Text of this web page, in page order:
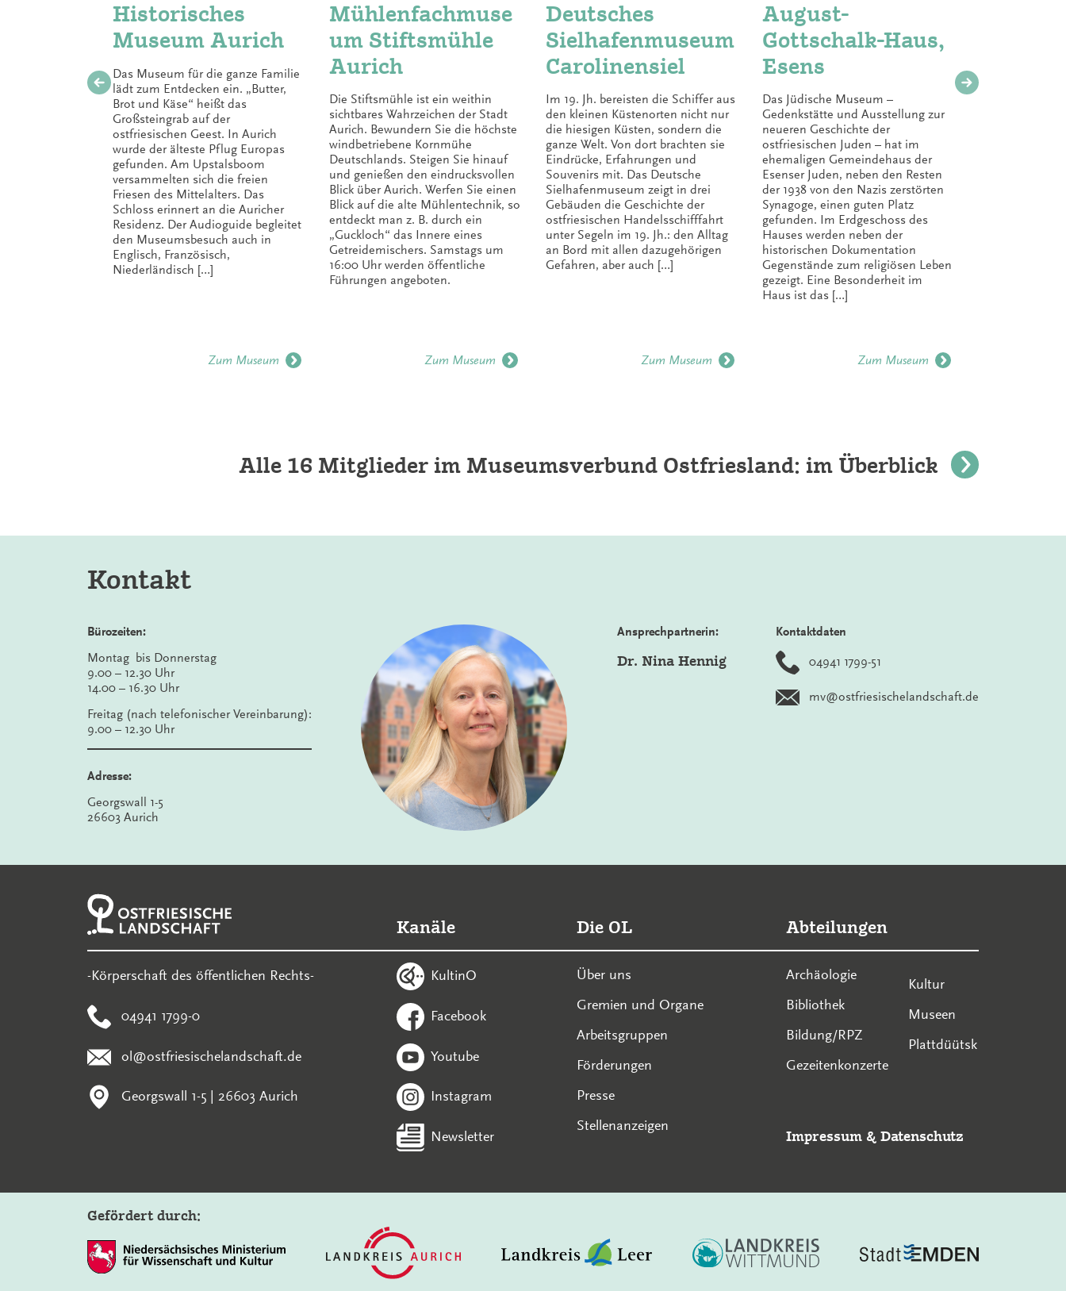
Historisches
Museum Aurich
Das Museum für die ganze Familie
lädt zum Entdecken ein. „Butter,
Brot und Käse“ heißt das
Großsteingrab auf der
ostfriesischen Geest. In Aurich
wurde der älteste Pflug Europas
gefunden. Am Upstalsboom
versammelten sich die freien
Friesen des Mittelalters. Das
Schloss erinnert an die Auricher
Residenz. Der Audioguide begleitet
den Museumsbesuch auch in
Englisch, Französisch,
Niederländisch […]
Zum Museum
Mühlenfachmuse
um Stiftsmühle
Aurich
Die Stiftsmühle ist ein weithin
sichtbares Wahrzeichen der Stadt
Aurich. Bewundern Sie die höchste
windbetriebene Kornmühe
Deutschlands. Steigen Sie hinauf
und genießen den eindrucksvollen
Blick über Aurich. Werfen Sie einen
Blick auf die alte Mühlentechnik, so
entdeckt man z. B. durch ein
„Guckloch“ das Innere eines
Getreidemischers. Samstags um
16:00 Uhr werden öffentliche
Führungen angeboten.
Zum Museum
Deutsches
Sielhafenmuseum
Carolinensiel
Im 19. Jh. bereisten die Schiffer aus
den kleinen Küstenorten nicht nur
die hiesigen Küsten, sondern die
ganze Welt. Von dort brachten sie
Eindrücke, Erfahrungen und
Souvenirs mit. Das Deutsche
Sielhafenmuseum zeigt in drei
Gebäuden die Geschichte der
ostfriesischen Handelsschifffahrt
unter Segeln im 19. Jh.: den Alltag
an Bord mit allen dazugehörigen
Gefahren, aber auch […]
Zum Museum
August-
Gottschalk-Haus,
Esens
Das Jüdische Museum –
Gedenkstätte und Ausstellung zur
neueren Geschichte der
ostfriesischen Juden – hat im
ehemaligen Gemeindehaus der
Esenser Juden, neben den Resten
der 1938 von den Nazis zerstörten
Synagoge, einen guten Platz
gefunden. Im Erdgeschoss des
Hauses werden neben der
historischen Dokumentation
Gegenstände zum religiösen Leben
gezeigt. Eine Besonderheit im
Haus ist das […]
Zum Museum
Alle 16 Mitglieder im Museumsverbund Ostfriesland: im Überblick
Kontakt
Bürozeiten:
Montag bis Donnerstag
9.00 – 12.30 Uhr
14.00 – 16.30 Uhr
Freitag (nach telefonischer Vereinbarung):
9.00 – 12.30 Uhr
Adresse:
Georgswall 1-5
26603 Aurich
Ansprechpartnerin:
Dr. Nina Hennig
Kontaktdaten
04941 1799-51
mv@ostfriesischelandschaft.de
-Körperschaft des öffentlichen Rechts-
04941 1799-0
ol@ostfriesischelandschaft.de
Georgswall 1-5 | 26603 Aurich
Kanäle
KultinO
Facebook
Youtube
Instagram
Newsletter
Die OL
Über uns
Gremien und Organe
Arbeitsgruppen
Förderungen
Presse
Stellenanzeigen
Abteilungen
Archäologie
Bibliothek
Bildung/RPZ
Gezeitenkonzerte
Kultur
Museen
Plattdüütsk
Impressum & Datenschutz
Gefördert durch:
In diesem Bereich suchen: